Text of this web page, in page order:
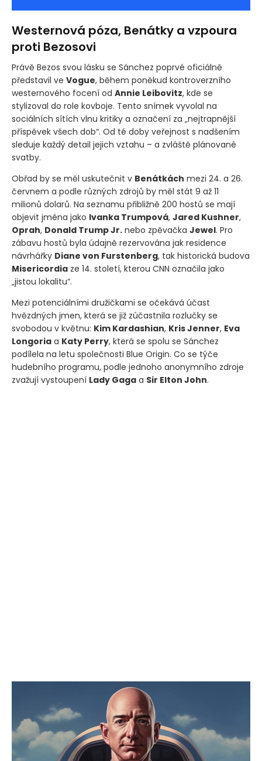
Westernová póza, Benátky a vzpoura
proti Bezosovi
Právě Bezos svou lásku se Sánchez poprvé oficiálně
představil ve Vogue, během poněkud kontroverzního
westernového focení od Annie Leibovitz, kde se
stylizoval do role kovboje. Tento snímek vyvolal na
sociálních sítích vlnu kritiky a označení za „nejtrapnější
příspěvek všech dob“. Od té doby veřejnost s nadšením
sleduje každý detail jejich vztahu – a zvláště plánované
svatby.
Obřad by se měl uskutečnit v Benátkách mezi 24. a 26.
červnem a podle různých zdrojů by měl stát 9 až 11
milionů dolarů. Na seznamu přibližně 200 hostů se mají
objevit jména jako Ivanka Trumpová, Jared Kushner,
Oprah, Donald Trump Jr. nebo zpěvačka Jewel. Pro
zábavu hostů byla údajně rezervována jak residence
návrhářky Diane von Furstenberg, tak historická budova
Misericordia ze 14. století, kterou CNN označila jako
„jistou lokalitu“.
Mezi potenciálními družičkami se očekává účast
hvězdných jmen, která se již zúčastnila rozlučky se
svobodou v květnu: Kim Kardashian, Kris Jenner, Eva
Longoria a Katy Perry, která se spolu se Sánchez
podílela na letu společnosti Blue Origin. Co se týče
hudebního programu, podle jednoho anonymního zdroje
zvažují vystoupení Lady Gaga a Sir Elton John.